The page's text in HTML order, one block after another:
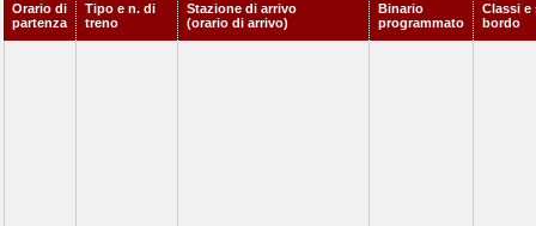
Orario di
partenza
Tipo e n. di
treno
Stazione di arrivo
(orario di arrivo)
Binario
programmato
Classi e
bordo